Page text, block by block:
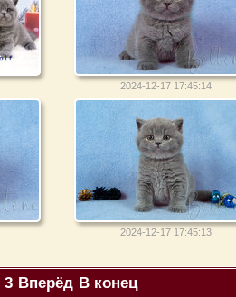
2024-12-17 17:45:14
2024-12-17 17:45:13
3 Вперёд В конец